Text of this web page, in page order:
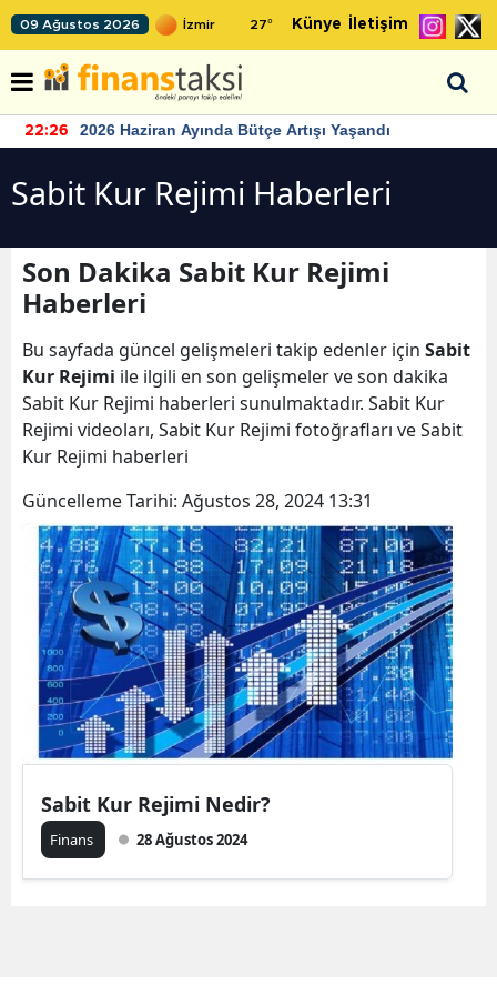
09 Ağustos 2026 27° Künye İletişim
22:26 2026 Haziran Ayında Bütçe Artışı Yaşandı
Sabit Kur Rejimi Haberleri
Son Dakika Sabit Kur Rejimi
Haberleri
Bu sayfada güncel gelişmeleri takip edenler için Sabit
Kur Rejimi ile ilgili en son gelişmeler ve son dakika
Sabit Kur Rejimi haberleri sunulmaktadır. Sabit Kur
Rejimi videoları, Sabit Kur Rejimi fotoğrafları ve Sabit
Kur Rejimi haberleri
Güncelleme Tarihi: Ağustos 28, 2024 13:31
Sabit Kur Rejimi Nedir?
Finans 28 Ağustos 2024